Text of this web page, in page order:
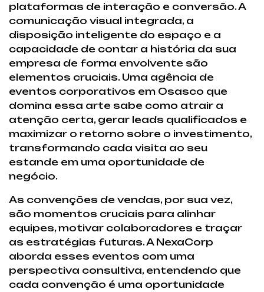
plataformas de interação e conversão. A
comunicação visual integrada, a
disposição inteligente do espaço e a
capacidade de contar a história da sua
empresa de forma envolvente são
elementos cruciais. Uma agência de
eventos corporativos em Osasco que
domina essa arte sabe como atrair a
atenção certa, gerar leads qualificados e
maximizar o retorno sobre o investimento,
transformando cada visita ao seu
estande em uma oportunidade de
negócio.
As convenções de vendas, por sua vez,
são momentos cruciais para alinhar
equipes, motivar colaboradores e traçar
as estratégias futuras. A NexaCorp
aborda esses eventos com uma
perspectiva consultiva, entendendo que
cada convenção é uma oportunidade